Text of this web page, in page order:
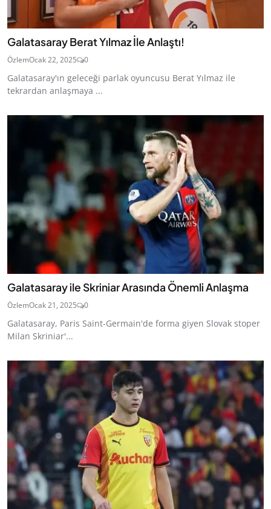
Galatasaray Berat Yılmaz İle Anlaştı!
ÖzlemOcak 22, 2025 0
Galatasaray'ın geleceği parlak oyuncusu Berat Yılmaz ile
tekrardan anlaşmaya ...
Galatasaray ile Skriniar Arasında Önemli Anlaşma
ÖzlemOcak 21, 2025 0
Galatasaray, Paris Saint-Germain'de forma giyen Slovak stoper
Milan Skriniar'...